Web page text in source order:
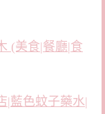
(美食|餐廳|食
|藍色蚊子藥水|